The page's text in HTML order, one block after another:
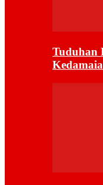
Tuduhan